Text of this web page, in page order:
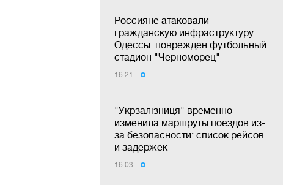
Россияне атаковали
гражданскую инфраструктуру
Одессы: поврежден футбольный
стадион "Черноморец"
16:21
"Укрзалізниця" временно
изменила маршруты поездов из-
за безопасности: список рейсов
и задержек
16:03